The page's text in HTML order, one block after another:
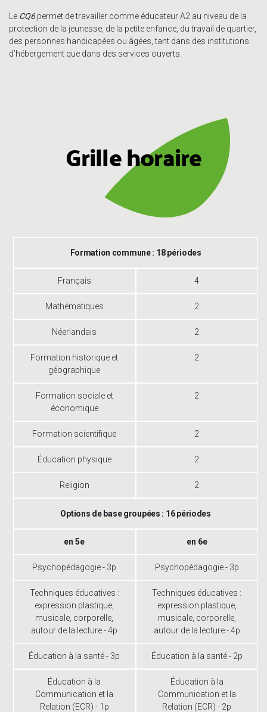
Le CQ6permet de travailler comme éducateur A2 au niveau de la
protection de la jeunesse, de la petite enfance, du travail de quartier,
des personnes handicapées ou âgées, tant dans des institutions
d’hébergement que dans des services ouverts.
Grille horaire
Formation commune : 18 périodes
Français 4
Mathématiques 2
Néerlandais 2
Formation historique et
géographique
2
Formation sociale et
économique
2
Formation scientifique 2
Éducation physique 2
Religion 2
Options de base groupées : 16 périodes
en 5e en 6e
Psychopédagogie - 3p Psychopédagogie - 3p
Techniques éducatives :
expression plastique,
musicale, corporelle,
autour de la lecture - 4p
Techniques éducatives :
expression plastique,
musicale, corporelle,
autour de la lecture - 4p
Éducation à la santé - 3p Éducation à la santé - 2p
Éducation à la
Communication et la
Relation (ECR) - 1p
Éducation à la
Communication et la
Relation (ECR) - 2p